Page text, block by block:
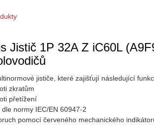
Jistič 1P 32A Z iC60L
jističe, které zajišťují následující
zkratům
přetížení
normy IEC/EN 60947-2
pomocí červeného mechanického